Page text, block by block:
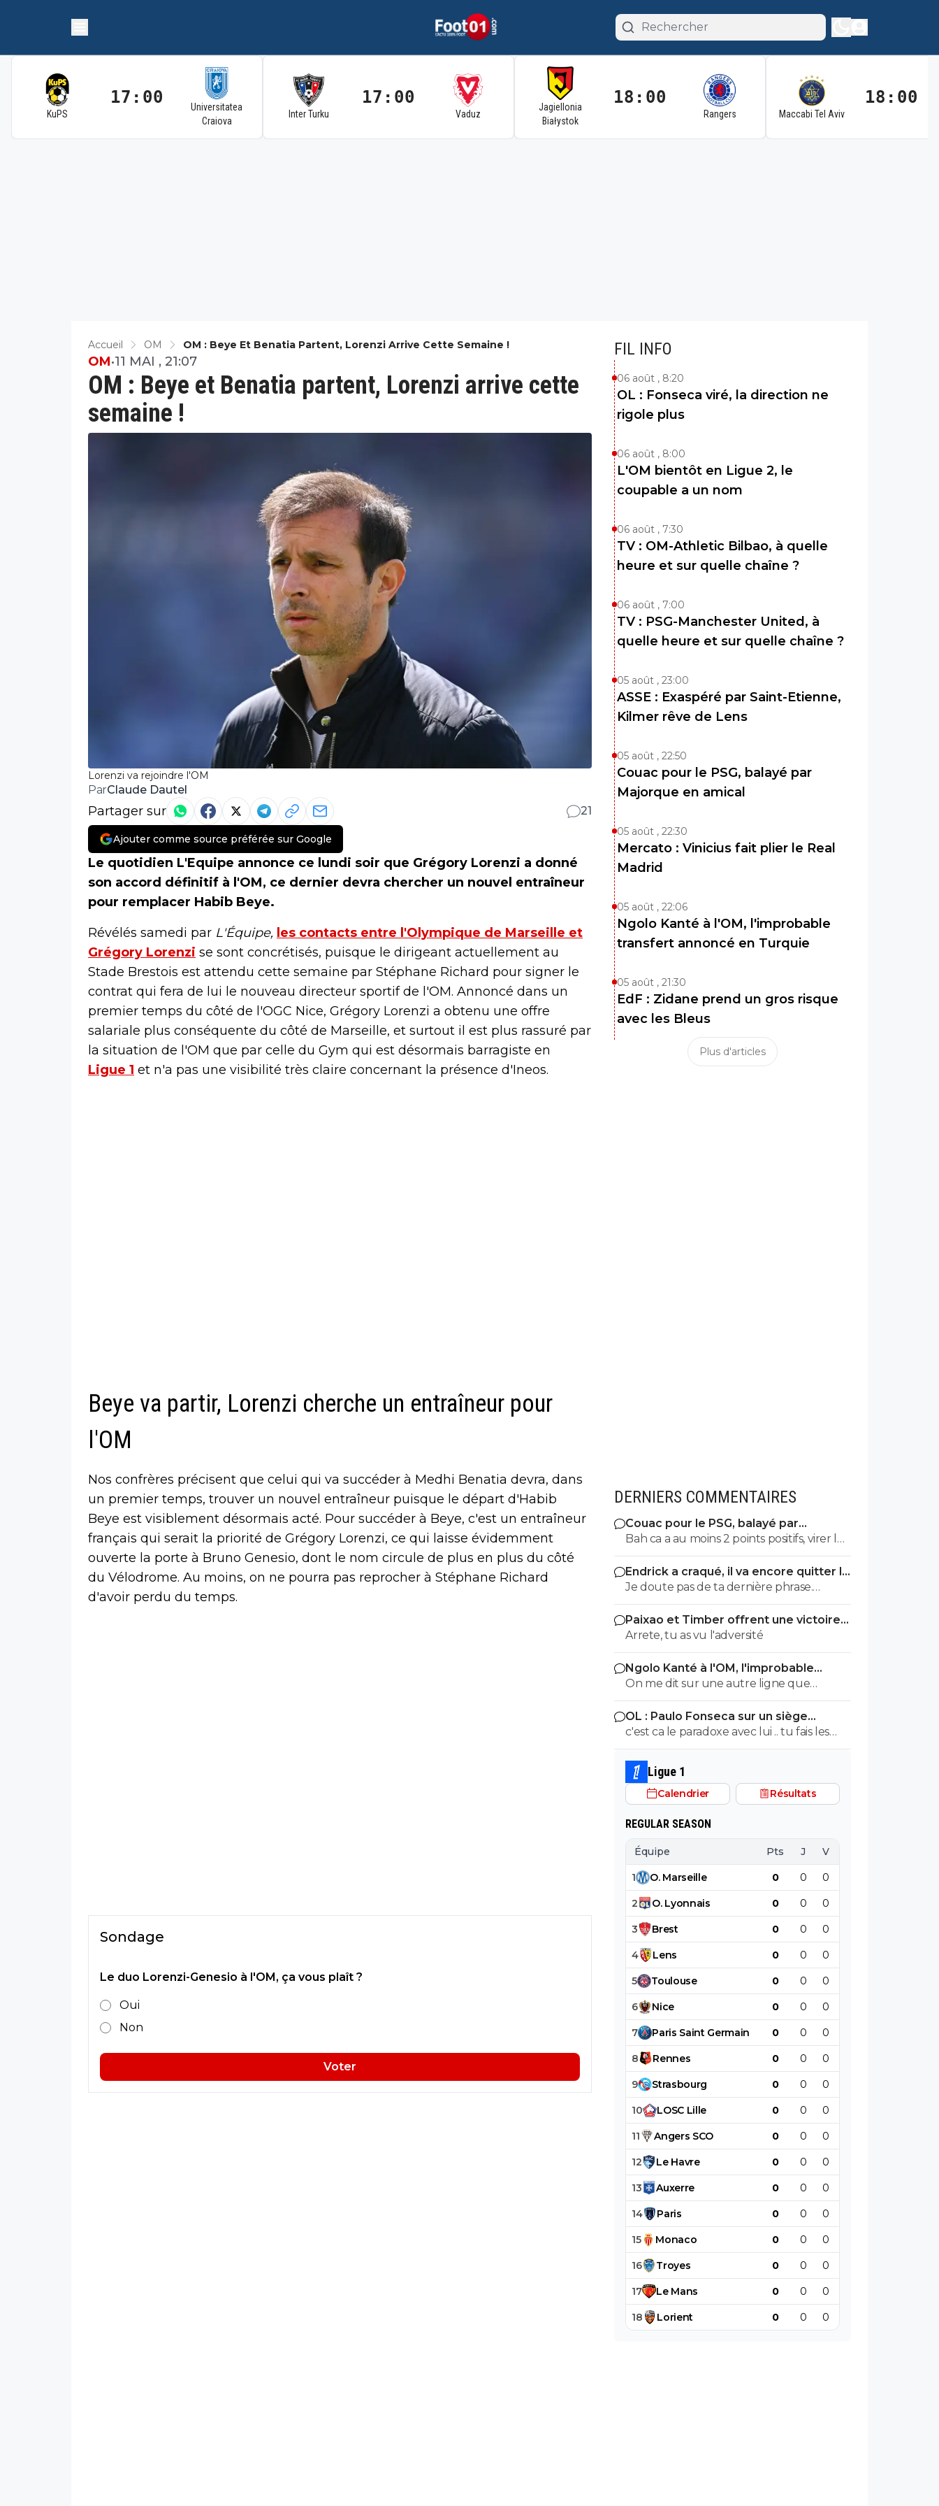
KuPS
17:00
Universitatea
Craiova
Inter Turku
17:00
Vaduz
Jagiellonia
Białystok
18:00
Rangers Maccabi Tel Aviv
18:00
Accueil OM OM : Beye Et Benatia Partent, Lorenzi Arrive Cette Semaine !
Lorenzi va rejoindre l'OM
OM : Beye et Benatia partent, Lorenzi arrive cette
semaine !
OM•11 MAI , 21:07
ParClaude Dautel
Partager sur 21
Ajouter comme source préférée sur Google
Le quotidien L'Equipe annonce ce lundi soir que Grégory Lorenzi a donné
son accord définitif à l'OM, ce dernier devra chercher un nouvel entraîneur
pour remplacer Habib Beye.
Révélés samedi par L'Équipe, les contacts entre l'Olympique de Marseille et
Grégory Lorenzi se sont concrétisés, puisque le dirigeant actuellement au
Stade Brestois est attendu cette semaine par Stéphane Richard pour signer le
contrat qui fera de lui le nouveau directeur sportif de l'OM. Annoncé dans un
premier temps du côté de l'OGC Nice, Grégory Lorenzi a obtenu une offre
salariale plus conséquente du côté de Marseille, et surtout il est plus rassuré par
la situation de l'OM que par celle du Gym qui est désormais barragiste en
Ligue 1 et n'a pas une visibilité très claire concernant la présence d'Ineos.
Beye va partir, Lorenzi cherche un entraîneur pour
l'OM
Nos confrères précisent que celui qui va succéder à Medhi Benatia devra, dans
un premier temps, trouver un nouvel entraîneur puisque le départ d'Habib
Beye est visiblement désormais acté. Pour succéder à Beye, c'est un entraîneur
français qui serait la priorité de Grégory Lorenzi, ce qui laisse évidemment
ouverte la porte à Bruno Genesio, dont le nom circule de plus en plus du côté
du Vélodrome. Au moins, on ne pourra pas reprocher à Stéphane Richard
d'avoir perdu du temps.
Sondage
Le duo Lorenzi-Genesio à l'OM, ça vous plaît ?
Oui
Non
Voter
FIL INFO
06 août , 8:20
OL : Fonseca viré, la direction ne
rigole plus
06 août , 8:00
L'OM bientôt en Ligue 2, le
coupable a un nom
06 août , 7:30
TV : OM-Athletic Bilbao, à quelle
heure et sur quelle chaîne ?
06 août , 7:00
TV : PSG-Manchester United, à
quelle heure et sur quelle chaîne ?
05 août , 23:00
ASSE : Exaspéré par Saint-Etienne,
Kilmer rêve de Lens
05 août , 22:50
Couac pour le PSG, balayé par
Majorque en amical
05 août , 22:30
Mercato : Vinicius fait plier le Real
Madrid
05 août , 22:06
Ngolo Kanté à l'OM, l'improbable
transfert annoncé en Turquie
05 août , 21:30
EdF : Zidane prend un gros risque
avec les Bleus
Plus d'articles
DERNIERS COMMENTAIRES
Couac pour le PSG, balayé par
Majorque en amical
Bah ca a au moins 2 points positifs, virer les
chevres et démeloniser les autres, c’est
plutot bien vu.
Endrick a craqué, il va encore quitter le
Real
Je doute pas de ta dernière phrase.
Cependant je pense qu'on a d'autres
problèmes en ce moment que ca.
Paixao et Timber offrent une victoire
convaincante à l'OM
Arrete, tu as vu l'adversité
Ngolo Kanté à l'OM, l'improbable
transfert annoncé en Turquie
On me dit sur une autre ligne que
Skoblar serait proche de remettre les
crampons.
OL : Paulo Fonseca sur un siège
éjectable
c'est ca le paradoxe avec lui .. tu fais les
bons choix en fin de saison t'es 3eme ...
Ligue 1
Calendrier Résultats
REGULAR SEASON
Équipe Pts J V
1 O. Marseille 0 0 0
2 O. Lyonnais 0 0 0
3 Brest 0 0 0
4 Lens 0 0 0
5 Toulouse 0 0 0
6 Nice 0 0 0
7 Paris Saint Germain 0 0 0
8 Rennes 0 0 0
9 Strasbourg 0 0 0
10 LOSC Lille 0 0 0
11 Angers SCO 0 0 0
12 Le Havre 0 0 0
13 Auxerre 0 0 0
14 Paris 0 0 0
15 Monaco 0 0 0
16 Troyes 0 0 0
17 Le Mans 0 0 0
18 Lorient 0 0 0